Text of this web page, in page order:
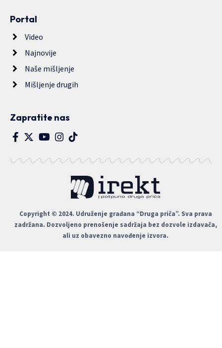
Portal
Video
Najnovije
Naše mišljenje
Mišljenje drugih
Zapratite nas
Copyright © 2024. Udruženje građana “Druga priča”. Sva prava
zadržana. Dozvoljeno prenošenje sadržaja bez dozvole izdavača,
ali uz obavezno navođenje izvora.